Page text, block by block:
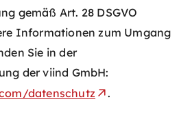
gemäß Art. 28 DSGVO
Informationen zum Umgang
Sie in der
der viind GmbH:
datenschutz
.